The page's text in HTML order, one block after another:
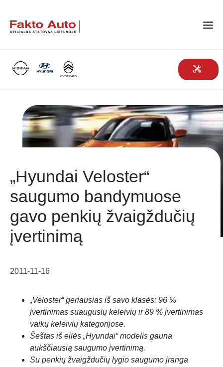
Main Navigation
„Hyundai Veloster“
saugumo bandymuose
gavo penkių žvaigždučių
įvertinimą
2011-11-16
„Veloster“ geriausias iš savo klasės: 96 %
įvertinimas suaugusių keleivių ir 89 % įvertinimas
vaikų keleivių kategorijose.
Šeštas iš eilės „Hyundai“ modelis gauna
aukščiausią saugumo įvertinimą.
Su penkių žvaigždučių lygio saugumo įranga